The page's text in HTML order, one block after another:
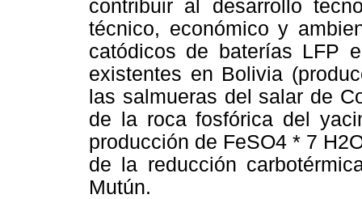
contribuir al desarrollo
técnico, económico y
catódicos de baterías LFP
existentes en Bolivia
las salmueras del salar de
de la roca fosfórica del
producción de FeSO4 * 7
de la reducción
Mutún.